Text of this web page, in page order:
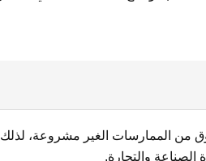
من الممارسات الغير مشروعة، لذلك
الصناعة والتجارة.